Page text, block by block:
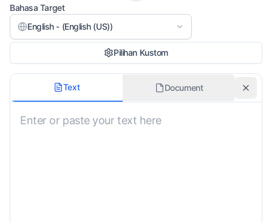
Bahasa Target
English - (English (US))
Pilihan Kustom
Netral
Domain/Bidang
Text Document